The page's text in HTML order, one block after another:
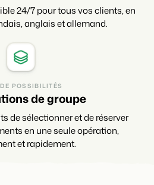
24/7 pour tous vos clients, en
anglais et allemand.
POSSIBILITÉS
de groupe
de sélectionner et de réserver
en une seule opération,
et rapidement.